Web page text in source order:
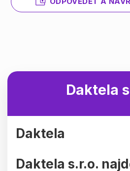
Daktela
Daktela
Daktela s.r.o.